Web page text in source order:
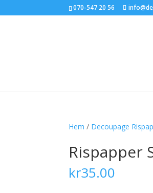
070-547 20 56
Hem / Decoupage
Rispapper
kr35.00